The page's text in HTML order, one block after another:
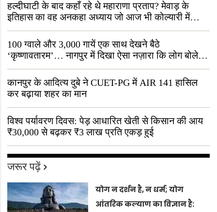
हल्दीघाटी के बाद कहाँ रहे थे महाराणा प्रताप? मेवाड़ के
इतिहास का वह अनकहा अध्याय जो आज भी कोल्यारी में
जीवित है
100 ग्वाले और 3,000 गायें एक साथ देखने बैठे
‘कृष्णावतारम’… नागपुर में दिखा ऐसा नज़ारा कि लोग बोले,
“ऐसा तो सिर्फ़ कृष्ण ही कर सकते हैं”
कानपुर के आदित्य दुबे ने CUET-PG में AIR 141 हासिल
कर बढ़ाया शहर का मान
विश्व पर्यावरण दिवस: पेड़ आधारित खेती से किसान की आय
₹30,000 से बढ़कर ₹3 लाख प्रति एकड़ हुई
जरूर पढ़ें
योग न दर्शन है, न धर्म; योग
आंतरिक कल्याण का विज्ञान है: